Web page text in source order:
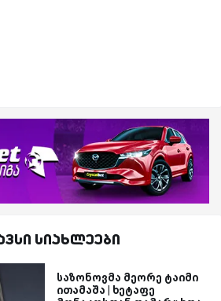
სიახლეები
საზონოვმა მეორე ტაიმი
ითამაშა | ხეტაფე